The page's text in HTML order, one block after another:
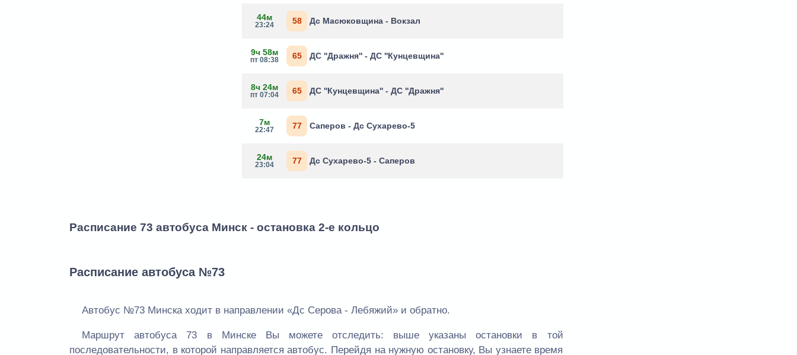
44м
23:24 58 Дс Масюковщина - Вокзал
9ч 58м
пт 08:38 65 ДС ''Дражня'' - ДС ''Кунцевщина''
8ч 24м
пт 07:04 65 ДС ''Кунцевщина'' - ДС ''Дражня''
7м
22:47 77 Саперов - Дс Сухарево-5
24м
23:04 77 Дс Сухарево-5 - Саперов
Расписание 73 автобуса Минск - остановка 2-е кольцо
Расписание автобуса №73
Автобус №73 Минска ходит в направлении «Дс Серова - Лебяжий» и обратно.
Маршрут автобуса 73 в Минске Вы можете отследить: выше указаны остановки в той
последовательности, в которой направляется автобус. Перейдя на нужную остановку, Вы узнаете время